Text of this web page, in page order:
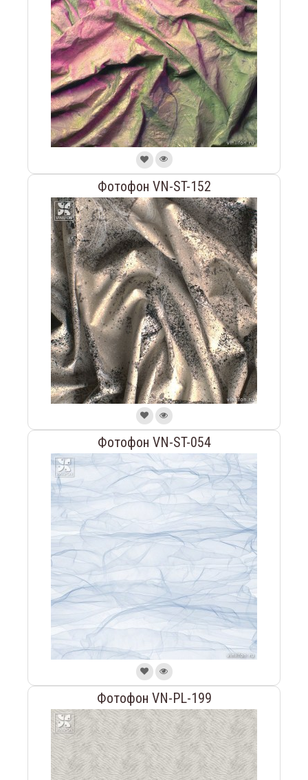
Фотофон VN-ST-152
Фотофон VN-ST-054
Фотофон VN-PL-199